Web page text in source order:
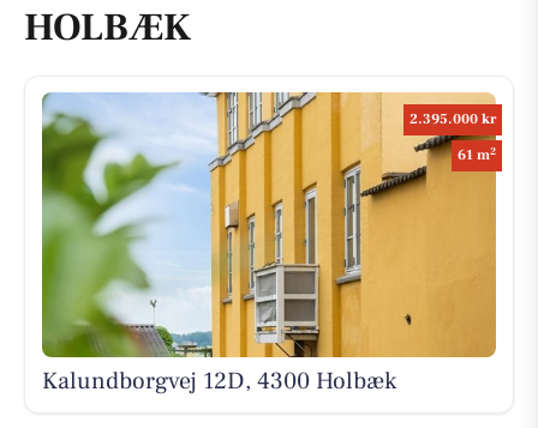
HOLBÆK
2.395.000 kr
61 m2
Kalundborgvej 12D, 4300 Holbæk